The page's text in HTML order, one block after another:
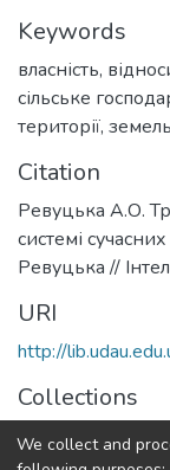
Keywords
власність,
сільське
території,
Citation
Ревуцька А.О.
системі
Ревуцька //
URI
http://
Collections
Кафедра
We collect and